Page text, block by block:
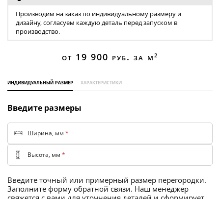
Торговые перегородки
Производим на заказ по индивидуальному размеру и
дизайну, согласуем каждую деталь перед запуском в
производство.
от 19 900 руб. за м 2
индивидуальный размер характеристики
Введите размеры
Ширина, мм *
Высота, мм *
Введите точный или примерный размер перегородки.
Заполните форму обратной связи. Наш менеджер